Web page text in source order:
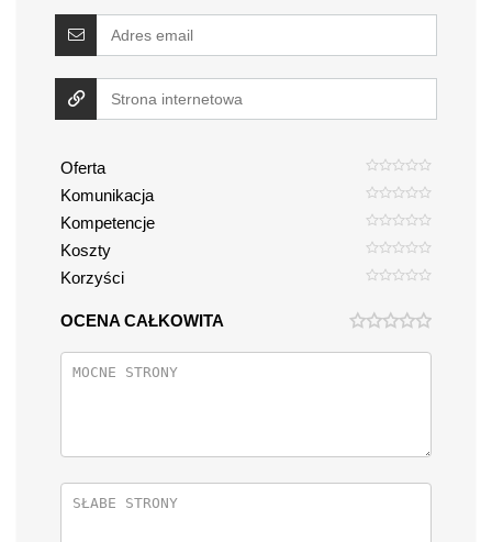
Oferta
Komunikacja
Kompetencje
Koszty
Korzyści
OCENA CAŁKOWITA